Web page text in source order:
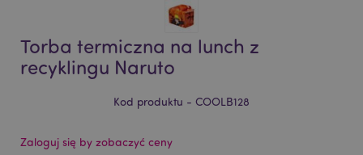
Torba termiczna na lunch z
recyklingu Naruto
Kod produktu - COOLB128
Zaloguj się by zobaczyć ceny